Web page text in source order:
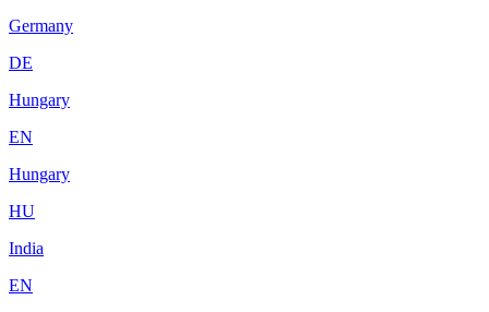
Germany
DE
Hungary
EN
Hungary
HU
India
EN